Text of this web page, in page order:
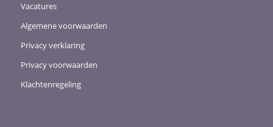
Vacatures
Algemene voorwaarden
Privacy verklaring
Privacy voorwaarden
Klachtenregeling